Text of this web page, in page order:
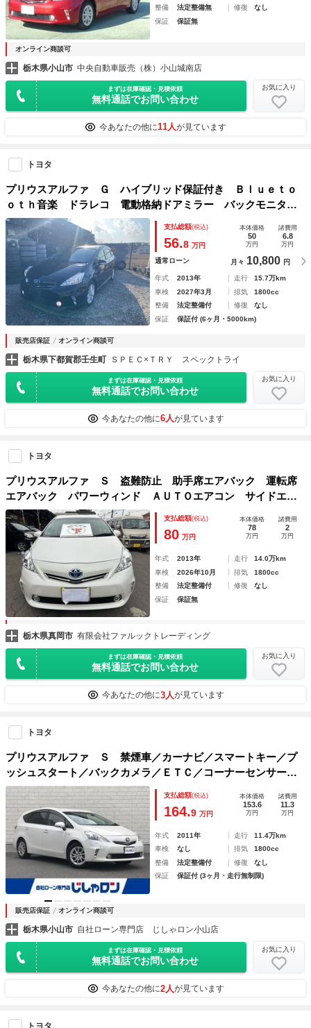
整備
法定整備無 修復
なし
保証
保証無
オンライン商談可
栃木県小山市 中央自動車販売（株）小山城南店
まずは在庫確認・見積依頼
無料通話でお問い合わせ
お気に入り
今あなたの他に11人が見ています
トヨタ
プリウスアルファ Ｇ ハイブリッド保証付き Ｂｌｕｅｔｏ
ｏｔｈ音楽 ドラレコ 電動格納ドアミラー バックモニタ
ハーフエアロ ＡＵＴＯエアコン Ｗエアバッグ ワンセグ
衝突安全ボディ ＥＴＣ２．０ クルーズコントロール
支払総額(税込)
56.8 万円
本体価格
50
万円
諸費用
6.8
万円
通常ローン 月々 10,800 円
年式 2013年 走行
15.7万km
車検
2027年3月 排気
1800cc
整備
法定整備付 修復
なし
保証
保証付 (6ヶ月・5000km)
販売店保証 オンライン商談可
栃木県下都賀郡壬生町 ＳＰＥＣ×ＴＲＹ スペックトライ
まずは在庫確認・見積依頼
無料通話でお問い合わせ
お気に入り
今あなたの他に6人が見ています
トヨタ
プリウスアルファ Ｓ 盗難防止 助手席エアバック 運転席
エアバック パワーウィンド ＡＵＴＯエアコン サイドエア
Ｂ ＶＳＡ パワステ 衝突安全ボディ ＡＢＳ
支払総額(税込)
80 万円
本体価格
78
万円
諸費用
2
万円
年式 2013年 走行
14.0万km
車検
2026年10月 排気
1800cc
整備
法定整備付 修復
なし
保証
保証無
栃木県真岡市 有限会社ファルックトレーディング
まずは在庫確認・見積依頼
無料通話でお問い合わせ
お気に入り
今あなたの他に3人が見ています
トヨタ
プリウスアルファ Ｓ 禁煙車／カーナビ／スマートキー／プ
ッシュスタート／バックカメラ／ＥＴＣ／コーナーセンサー／
フリップダウンモニター／ヘッドライトウォッシャー／ステア
リングリモコン／オートライト／電格ミラー／防眩ミラー
支払総額(税込)
164.9 万円
本体価格
153.6
万円
諸費用
11.3
万円
年式 2011年 走行
11.4万km
車検
なし 排気
1800cc
整備
法定整備付 修復
なし
保証
保証付 (3ヶ月・走行無制限)
販売店保証 オンライン商談可
栃木県小山市 自社ローン専門店 じしゃロン小山店
まずは在庫確認・見積依頼
無料通話でお問い合わせ
お気に入り
今あなたの他に2人が見ています